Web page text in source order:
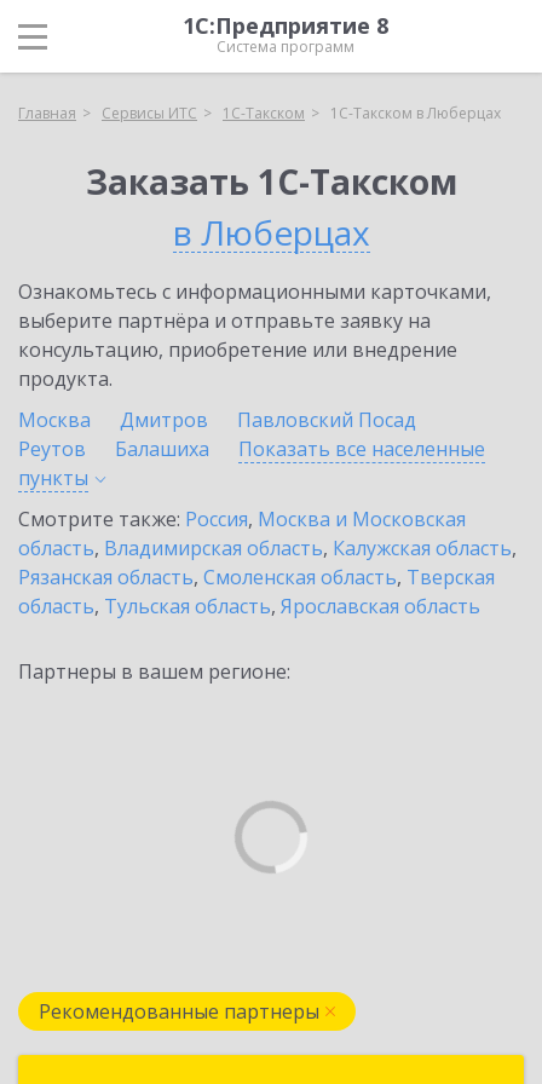
1С:Предприятие 8
Система программ
Главная Сервисы ИТС 1С-Такском 1С-Такском в Люберцах
Заказать 1С-Такском
в Люберцах
Ознакомьтесь с информационными карточками,
выберите партнёра и отправьте заявку на
консультацию, приобретение или внедрение
продукта.
Москва
Дмитров
Павловский Посад
Реутов
Балашиха
Показать все населенные
пункты
Смотрите также: Россия, Москва и Московская
область, Владимирская область, Калужская область,
Рязанская область, Смоленская область, Тверская
область, Тульская область, Ярославская область
Партнеры в вашем регионе:
Рекомендованные партнеры